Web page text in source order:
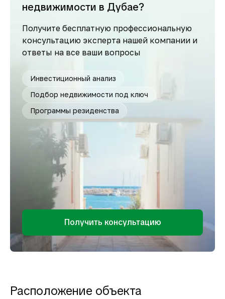
недвижимости в Дубае?
Получите бесплатную профессиональную
консультацию эксперта нашей компании и
ответы на все ваши вопросы
Инвестиционный анализ
Подбор недвижимости под ключ
Программы резиденства
Получить консультацию
Расположение объекта